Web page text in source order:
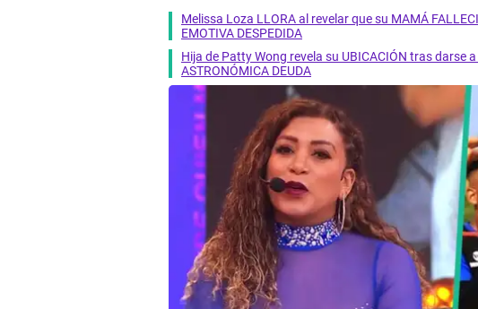
Melissa Loza LLORA al revelar que su MAMÁ
EMOTIVA DESPEDIDA
Hija de Patty Wong revela su UBICACIÓN tras darse
ASTRONÓMICA DEUDA